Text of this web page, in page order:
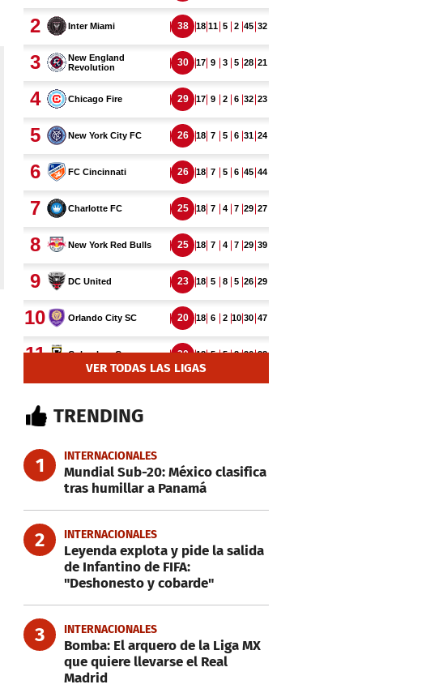
VER TODAS LAS LIGAS
TRENDING
1 INTERNACIONALES
Mundial Sub-20: México clasifica
tras humillar a Panamá
2 INTERNACIONALES
Leyenda explota y pide la salida
de Infantino de FIFA:
"Deshonesto y cobarde"
3 INTERNACIONALES
Bomba: El arquero de la Liga MX
que quiere llevarse el Real
Madrid